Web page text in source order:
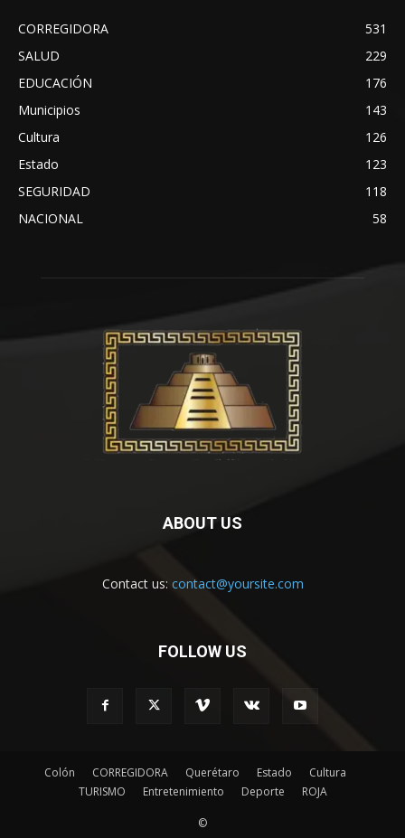
CORREGIDORA
531
SALUD
229
EDUCACIÓN
176
Municipios
143
Cultura
126
Estado
123
SEGURIDAD
118
NACIONAL
58
ABOUT US
Contact us: contact@yoursite.com
FOLLOW US
Colón CORREGIDORA Querétaro Estado
Cultura
TURISMO
Entretenimiento Deporte ROJA
©